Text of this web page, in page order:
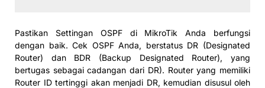
Pastikan Settingan OSPF di MikroTik Anda berfungsi
dengan baik. Cek OSPF Anda, berstatus DR (Designated
Router) dan BDR (Backup Designated Router), yang
bertugas sebagai cadangan dari DR). Router yang memiliki
Router ID tertinggi akan menjadi DR, kemudian disusul oleh